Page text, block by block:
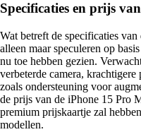
Specificaties en prijs
Wat betreft de specificaties
alleen maar speculeren op
nu toe hebben gezien.
verbeterde camera,
zoals ondersteuning voor
de prijs van de iPhone 15 Pro
premium prijskaartje zal
modellen.